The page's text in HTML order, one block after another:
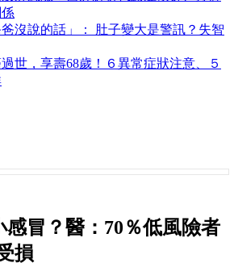
沒說的話」： 肚子變大是警訊？失智
世，享壽68歲！６異常症狀注意、５
感冒？醫：70％低風險者
損